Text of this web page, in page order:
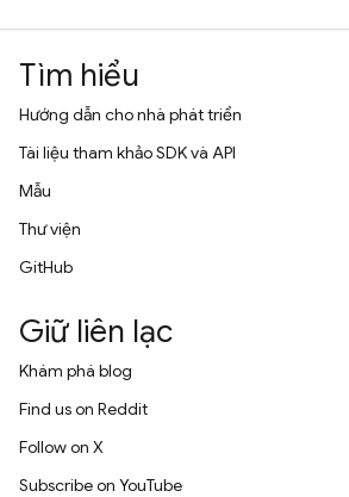
Tìm hiểu
Hướng dẫn cho nhà phát triển
Tài liệu tham khảo SDK và API
Mẫu
Thư viện
GitHub
Giữ liên lạc
Khám phá blog
Find us on Reddit
Follow on X
Subscribe on YouTube